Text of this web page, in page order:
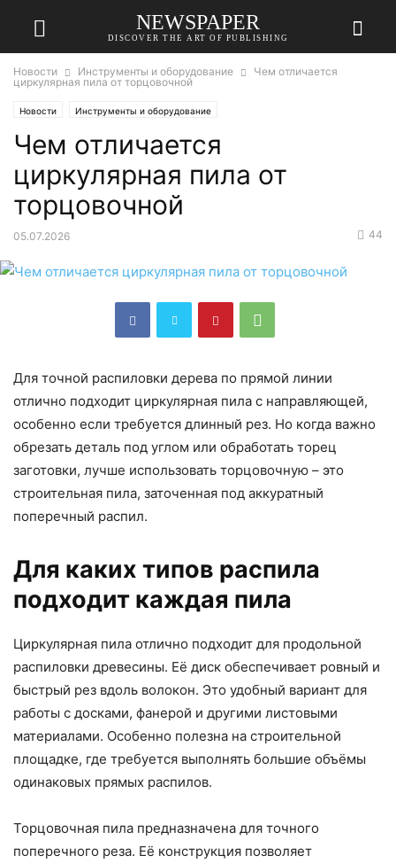
NEWSPAPER
DISCOVER THE ART OF PUBLISHING
Новости Инструменты и оборудование
Чем отличается
циркулярная пила от торцовочной
Новости Инструменты и оборудование
Чем отличается
циркулярная пила от
торцовочной
05.07.2026 44
Для точной распиловки дерева по прямой линии
отлично подходит циркулярная пила с направляющей,
особенно если требуется длинный рез. Но когда важно
обрезать деталь под углом или обработать торец
заготовки, лучше использовать торцовочную – это
строительная пила, заточенная под аккуратный
поперечный распил.
Для каких типов распила
подходит каждая пила
Циркулярная пила отлично подходит для продольной
распиловки древесины. Её диск обеспечивает ровный и
быстрый рез вдоль волокон. Это удобный вариант для
работы с досками, фанерой и другими листовыми
материалами. Особенно полезна на строительной
площадке, где требуется выполнять большие объёмы
одинаковых прямых распилов.
Торцовочная пила предназначена для точного
поперечного реза. Её конструкция позволяет